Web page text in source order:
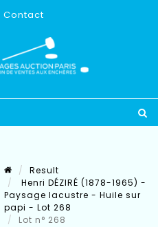
Contact
Result
Henri DÉZIRÉ (1878-1965) -
Paysage lacustre - Huile sur
papi - Lot 268
Lot n° 268